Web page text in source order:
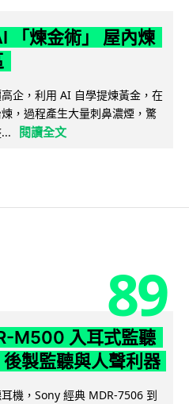
「煉金術」 屋內煉
企，利用 AI 自學提煉黃金，在
，過程產生大量刺鼻濃煙，驚
閱讀全文
89
M500 入耳式監聽
製監聽與人聲利器
機，Sony 經典 MDR-7506 到